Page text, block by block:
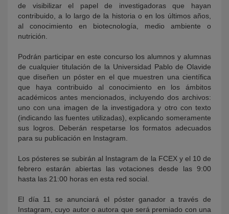
de visibilizar el papel de investigadoras que hayan
contribuido, a lo largo de la historia o en los últimos años,
al conocimiento en biotecnología, medio ambiente o
nutrición.
Podrán participar en este concurso los alumnos y alumnas
de cualquier titulación de la Universidad Pablo de Olavide
que diseñen un póster en el que muestren una científica
que haya contribuido al conocimiento en los ámbitos
académicos antes mencionados, incluyendo dos archivos:
uno con una imagen de la investigadora y otro con texto
(indicando las fuentes utilizadas), explicando someramente
sus logros. Deberán respetarse los formatos adecuados
para su publicación en Instagram.
Los pósteres se subirán al Instagram de la FCEX y el 10 de
febrero estarán abiertas las votaciones desde las 9:00
hasta las 21:00 horas en esta red social.
El día 11 se anunciará el póster ganador a través de
Instagram, cuyo autor o autora que será premiado con una